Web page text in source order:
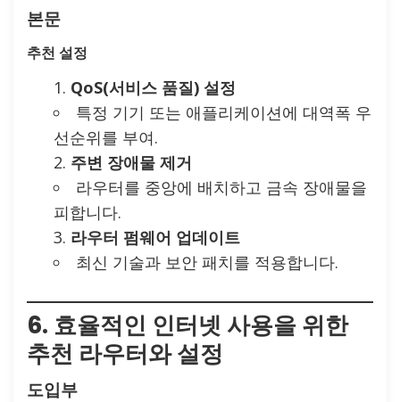
본문
추천 설정
QoS(서비스 품질) 설정
특정 기기 또는 애플리케이션에 대역폭 우
선순위를 부여.
주변 장애물 제거
라우터를 중앙에 배치하고 금속 장애물을
피합니다.
라우터 펌웨어 업데이트
최신 기술과 보안 패치를 적용합니다.
6. 효율적인 인터넷 사용을 위한
추천 라우터와 설정
도입부